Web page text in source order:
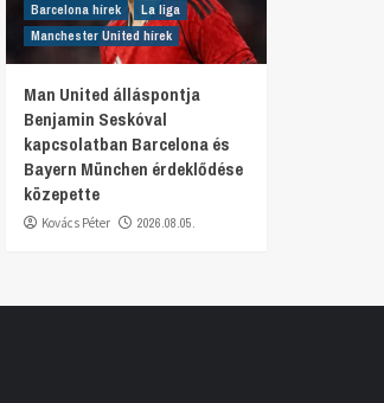
Barcelona hírek
La liga
Manchester United hírek
Man United álláspontja
Benjamin Seskóval
kapcsolatban Barcelona és
Bayern München érdeklődése
közepette
Kovács Péter 2026.08.05.